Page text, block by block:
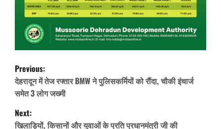
P
o
s
Previous:
देहरादून में तेज रफ्तार BMW ने पुलिसकर्मियों को रौंदा, चौकी इंचार्ज
समेत 3 लोग जख्मी
Next:
खिलाड़ियों, किसानों और युवाओं के प्रति प्रधानमंत्री जी की